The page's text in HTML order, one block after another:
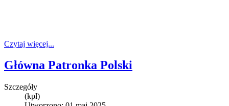
Czytaj więcej...
Główna Patronka Polski
Szczegóły
(kpł)